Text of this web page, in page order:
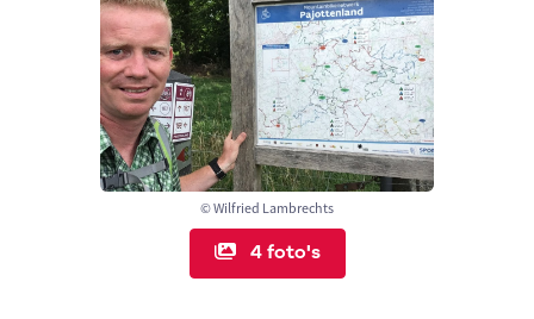
© Wilfried Lambrechts
4 foto's